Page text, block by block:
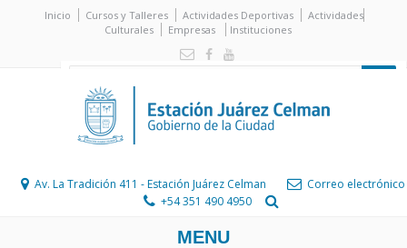
Inicio Cursos y Talleres Actividades Deportivas
Actividades
Culturales
Empresas Instituciones
Av. La Tradición 411 - Estación Juárez Celman
Correo electrónico
+54 351 490 4950
MENU